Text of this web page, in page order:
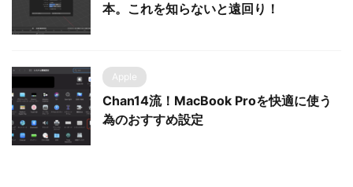
本。これを知らないと遠回り！
Apple
Chan14流！MacBook Proを快適に使う
為のおすすめ設定